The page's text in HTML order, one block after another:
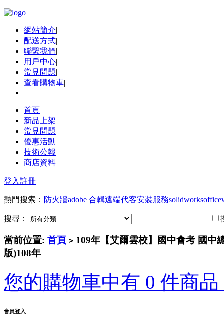
網站簡介|
配送方式|
聯繫我們|
用戶中心|
常見問題|
查看購物車|
首頁
新品上架
常見問題
優惠活動
技術公報
商店資料
登入註冊
熱門搜索： 防火牆adobe 合輯遠端代客安裝服務solidworksoffice
搜尋：
當前位置: 首頁 > 109年【艾爾雲校】國中會考 國中
版)108年
您的購物車中有 0 件商
會員登入